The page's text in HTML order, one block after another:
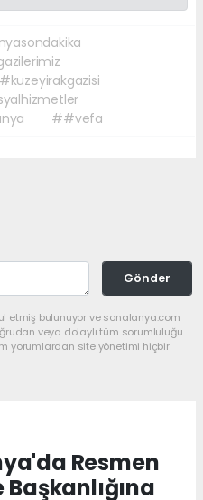
##vefa
Gönder
etmiş bulunuyor ve sonalanya.com
veya dolaylı tüm sorumluluğu
yorumlardan site yönetimi hiçbir
Resmen
Başkanlığına